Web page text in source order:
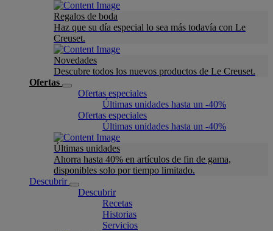
Regalos de boda
Haz que su día especial lo sea más todavía con Le
Creuset.
Novedades
Descubre todos los nuevos productos de Le Creuset.
Ofertas
Ofertas especiales
Últimas unidades hasta un -40%
Ofertas especiales
Últimas unidades hasta un -40%
Últimas unidades
Ahorra hasta 40% en artículos de fin de gama,
disponibles solo por tiempo limitado.
Descubrir
Descubrir
Recetas
Historias
Servicios